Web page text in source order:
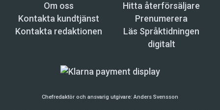
Om oss
Hitta återförsäljare
Kontakta kundtjänst
Prenumerera
Kontakta redaktionen
Läs Språktidningen
digitalt
Chefredaktör och ansvarig utgivare:Anders Svensson